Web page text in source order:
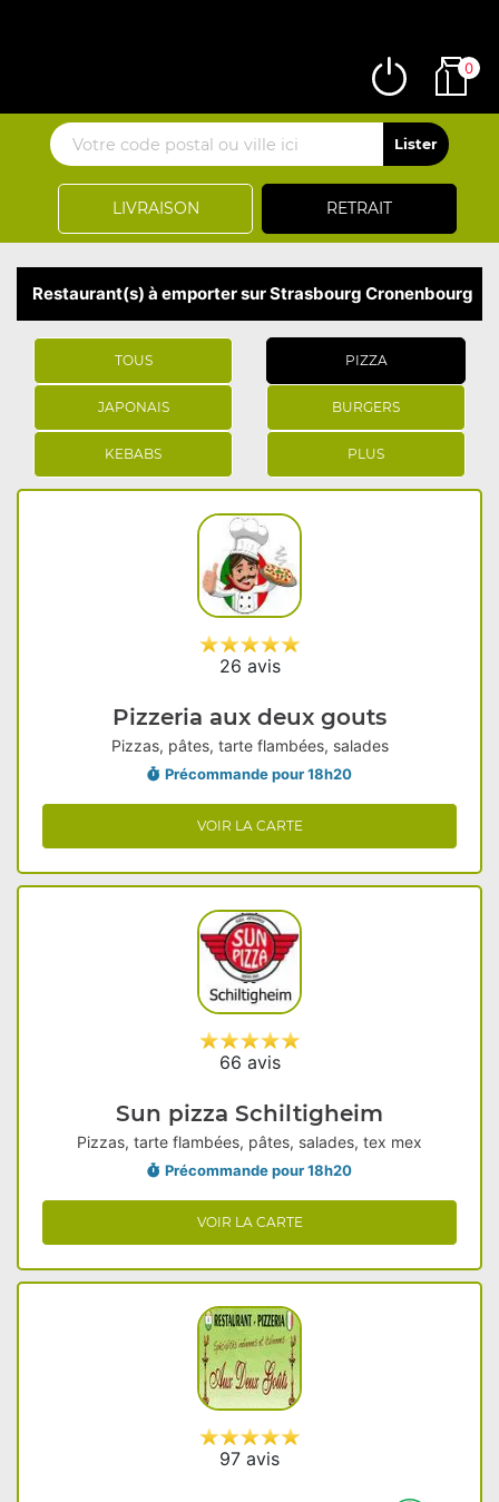
LIVRAISON RETRAIT
0
Restaurant(s) à emporter sur Strasbourg Cronenbourg
TOUS PIZZA
JAPONAIS BURGERS
KEBABS PLUS
26 avis
Pizzeria aux deux gouts
Pizzas, pâtes, tarte flambées, salades
Précommande pour 18h20
VOIR LA CARTE
66 avis
Sun pizza Schiltigheim
Pizzas, tarte flambées, pâtes, salades, tex mex
Précommande pour 18h20
VOIR LA CARTE
97 avis